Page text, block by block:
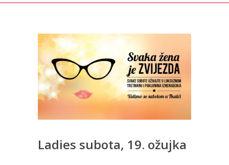
Ladies subota, 19. ožujka